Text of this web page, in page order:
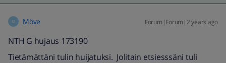
M Möve Forum|Forum|2 years ago
NTH G hujaus 173190
Tietämättäni tulin huijatuksi. Jolitain etsiesssäni tuli